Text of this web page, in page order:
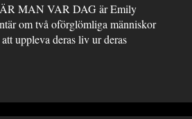
MAN VAR DAG är Emily
om två oförglömliga människor
uppleva deras liv ur deras